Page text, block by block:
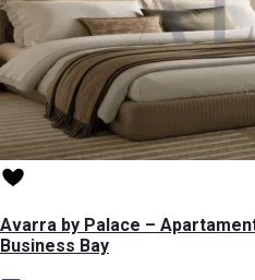
Avarra by Palace –
Business Bay